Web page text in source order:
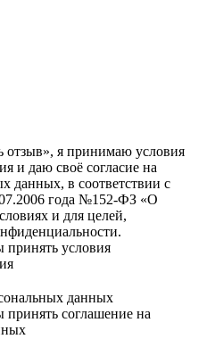
я принимаю условия
и даю своё согласие на
данных, в соответствии с
года №152-ФЗ «О
и для целей,
условия
данных
соглашение на